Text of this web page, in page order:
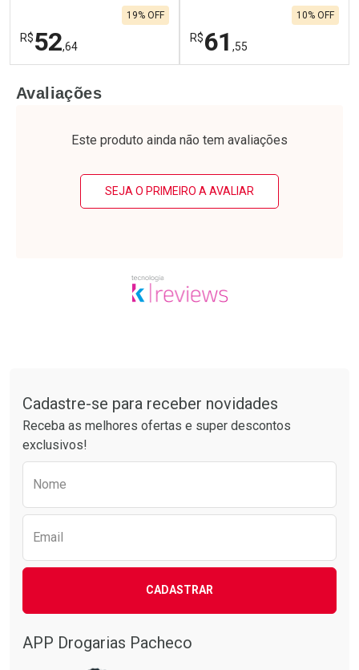
R$52,64
19% OFF
Laboratório
Por R$ 52,64/cada
Por Menos
R$61 ,55
10% OFF
Laboratório
Por R$ 61,55/cada
Por Menos
Avaliações
Este produto ainda não tem avaliações
SEJA O PRIMEIRO A AVALIAR
Cadastre-se para receber novidades
Receba as melhores ofertas e super descontos
exclusivos!
Nome
Email
CADASTRAR
APP Drogarias Pacheco